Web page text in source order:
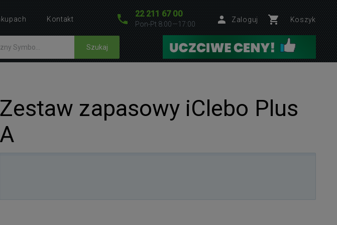
22 211 67 00
Pon-Pt 8:00—17:00
Zaloguj Koszyk
Szukaj
Zestaw zapasowy iClebo Plus
A
Kontakt